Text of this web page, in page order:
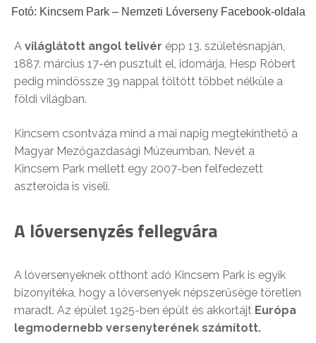
Fotó: Kincsem Park – Nemzeti Lóverseny Facebook-oldala
A világlátott angol telivér épp 13. születésnapján,
1887. március 17-én pusztult el, idomárja, Hesp Róbert
pedig mindössze 39 nappal töltött többet nélküle a
földi világban.
Kincsem csontváza mind a mai napig megtekinthető a
Magyar Mezőgazdasági Múzeumban. Nevét a
Kincsem Park mellett egy 2007-ben felfedezett
aszteroida is viseli.
A lóversenyzés fellegvára
A lóversenyeknek otthont adó Kincsem Park is egyik
bizonyítéka, hogy a lóversenyek népszerűsége töretlen
maradt. Az épület 1925-ben épült és akkortájt Európa
legmodernebb versenyterének számított.